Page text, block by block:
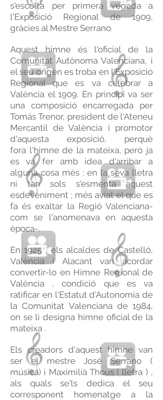
s'escolta per primera vegada a
l'Exposició Regional de 1909,
gràcies al Mestre Serrano.
Aquest himne és l'oficial de la
Comunitat Autònoma Valenciana, i
el seu origen es troba en l'Exposició
Regional que es va celebrar a
València el 1909. En principi va ser
una composició encarregada per
Tomás Trenor, president de l'Ateneu
Mercantil de València i promotor
d'aquesta exposició, perquè
fora l'himne de la mateixa, però ja
es va fer amb idea d'arribar a
alguna cosa més : en la seva lletra
ni tan sols s'esmenta aquest
esdeveniment ; més aviat el que es
fa és exaltar la Regió Valenciana-
com se l'anomenava en aquesta
època-.
En 1925 , els alcaldes de Castelló,
València i Alacant van acordar
convertir-lo en Himne Regional de
València , condició que es va
ratificar en l'Estatut d'Autonomia de
la Comunitat Valenciana de 1984,
on se li designa himne oficial de la
mateixa .
Els creadors d'aquest himne van
ser el mestre José Serrano (
música) i Maximilià Thous ( lletra ) ,
als quals se'ls dedica el seu
corresponent homenatge a la